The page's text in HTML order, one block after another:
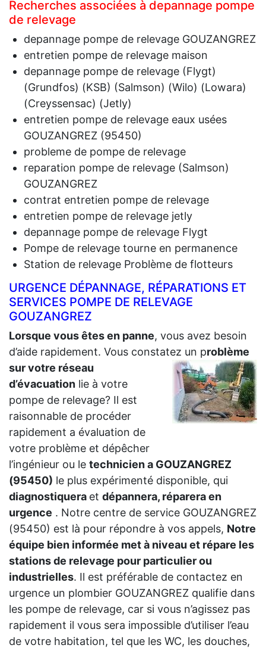
Recherches associées à depannage pompe
de relevage
depannage pompe de relevage GOUZANGREZ
entretien pompe de relevage maison
depannage pompe de relevage (Flygt)
(Grundfos) (KSB) (Salmson) (Wilo) (Lowara)
(Creyssensac) (Jetly)
entretien pompe de relevage eaux usées
GOUZANGREZ (95450)
probleme de pompe de relevage
reparation pompe de relevage (Salmson)
GOUZANGREZ
contrat entretien pompe de relevage
entretien pompe de relevage jetly
depannage pompe de relevage Flygt
Pompe de relevage tourne en permanence
Station de relevage Problème de flotteurs
URGENCE DÉPANNAGE, RÉPARATIONS ET
SERVICES POMPE DE RELEVAGE
GOUZANGREZ
Lorsque vous êtes en panne, vous avez besoin
d’aide rapidement. Vous constatez un problème
sur votre réseau
d’évacuation lie à votre
pompe de relevage? Il est
raisonnable de procéder
rapidement a évaluation de
votre problème et dépêcher
l’ingénieur ou le technicien a GOUZANGREZ
(95450) le plus expérimenté disponible, qui
diagnostiquera et dépannera, réparera en
urgence . Notre centre de service GOUZANGREZ
(95450) est là pour répondre à vos appels, Notre
équipe bien informée met à niveau et répare les
stations de relevage pour particulier ou
industrielles. Il est préférable de contactez en
urgence un plombier GOUZANGREZ qualifie dans
les pompe de relevage, car si vous n’agissez pas
rapidement il vous sera impossible d’utiliser l’eau
de votre habitation, tel que les WC, les douches,